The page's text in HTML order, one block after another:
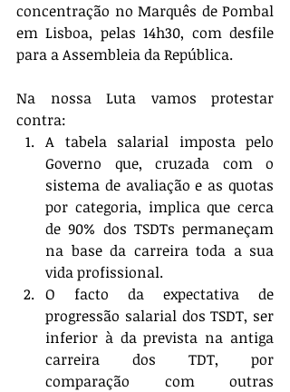
concentração no Marquês de Pombal
em Lisboa, pelas 14h30, com desfile
para a Assembleia da República.
Na nossa Luta vamos protestar
contra:
A tabela salarial imposta pelo
Governo que, cruzada com o
sistema de avaliação e as quotas
por categoria, implica que cerca
de 90% dos TSDTs permaneçam
na base da carreira toda a sua
vida profissional.
O facto da expectativa de
progressão salarial dos TSDT, ser
inferior à da prevista na antiga
carreira dos TDT, por
comparação com outras